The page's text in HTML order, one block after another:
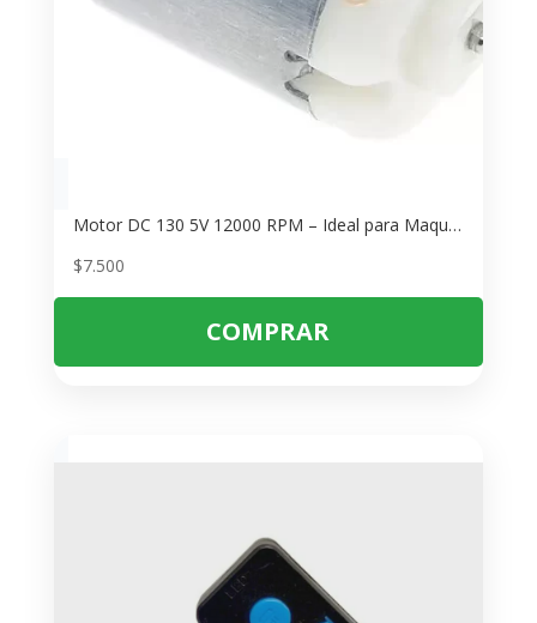
Motor DC 130 5V 12000 RPM – Ideal para Maquetas y Proyectos DIY
$7.500
COMPRAR